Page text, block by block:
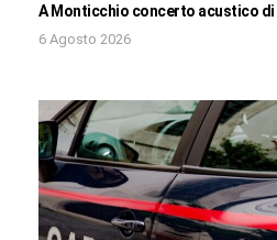
A Monticchio concerto acustico di
6 Agosto 2026